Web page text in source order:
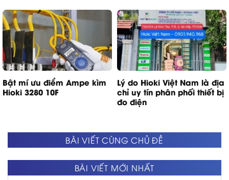
Bật mí ưu điểm Ampe kìm
Hioki 3280 10F
Lý do Hioki Việt Nam là địa
chỉ uy tín phân phối thiết bị
đo điện
BÀI VIẾT CÙNG CHỦ ĐỀ
BÀI VIẾT MỚI NHẤT